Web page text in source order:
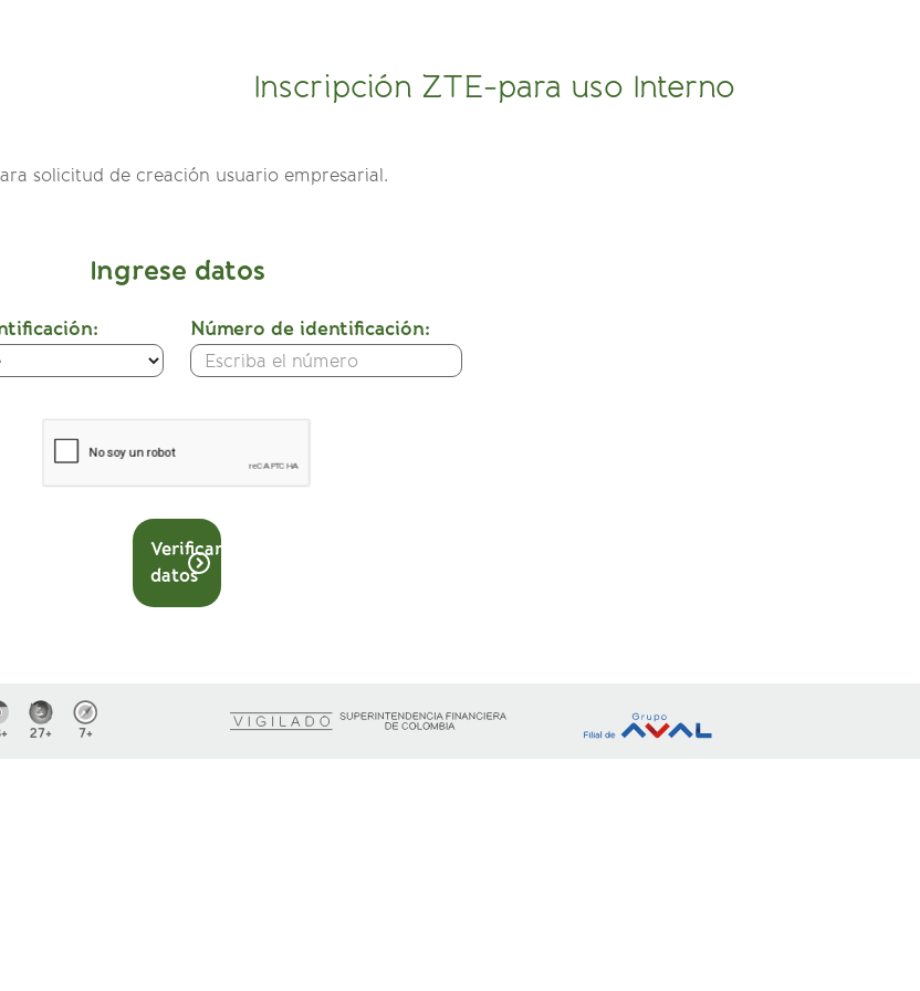
Inscripción ZTE-para uso Interno
solicitud de creación usuario empresarial.
Ingrese datos
Número de identificación:
Verificar
datos
27+ 7+